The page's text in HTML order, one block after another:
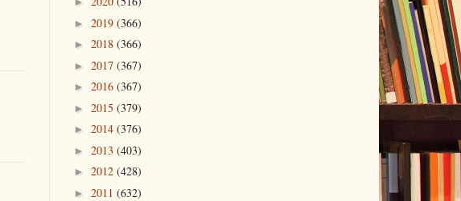
► 2019 (366)
► 2018 (366)
► 2017 (367)
► 2016 (367)
► 2015 (379)
► 2014 (376)
► 2013 (403)
► 2012 (428)
► 2011 (632)